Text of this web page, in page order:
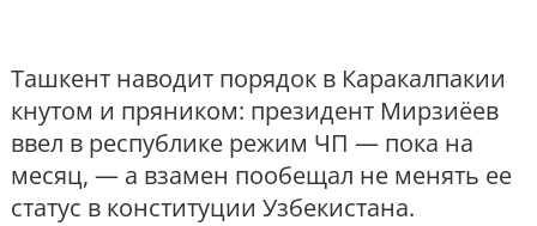
Ташкент наводит порядок в Каракалпакии
кнутом и пряником: президент Мирзиёев
ввел в республике режим ЧП — пока на
месяц, — а взамен пообещал не менять ее
статус в конституции Узбекистана.